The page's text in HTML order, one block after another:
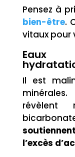
Pensez à
bien-être.
vitaux pour
Eaux
Il est
révèlent
l’excès